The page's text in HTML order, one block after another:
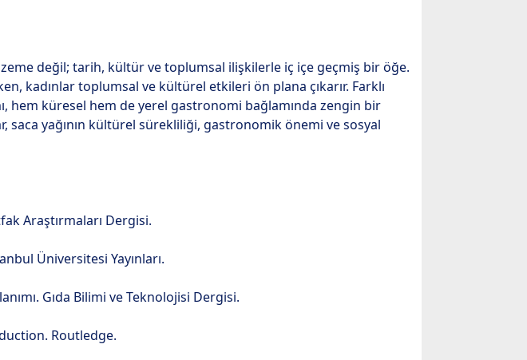
değil; tarih, kültür ve toplumsal ilişkilerle iç içe geçmiş bir öğe.
kadınlar toplumsal ve kültürel etkileri ön plana çıkarır. Farklı
hem küresel hem de yerel gastronomi bağlamında zengin bir
yağının kültürel sürekliliği, gastronomik önemi ve sosyal
Araştırmaları Dergisi.
Üniversitesi Yayınları.
Gıda Bilimi ve Teknolojisi Dergisi.
Routledge.